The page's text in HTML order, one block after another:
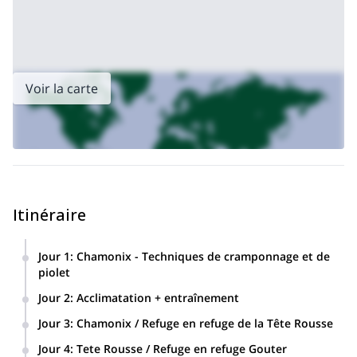
Voir la carte
Itinéraire
Jour 1: Chamonix - Techniques de cramponnage et de
piolet
cramponnage et de piolet. Lieu possible : Mer De Glace.
Jour 2: Acclimatation + entraînement
Midi. Traversée de la Pointe Lachenal ou ascension de
l'Arête Cosmique ou de la Tour Ronde. Nous passons la nuit
Jour 3: Chamonix / Refuge en refuge de la Tête Rousse
Jour 4: Tete Rousse / Refuge en refuge Gouter